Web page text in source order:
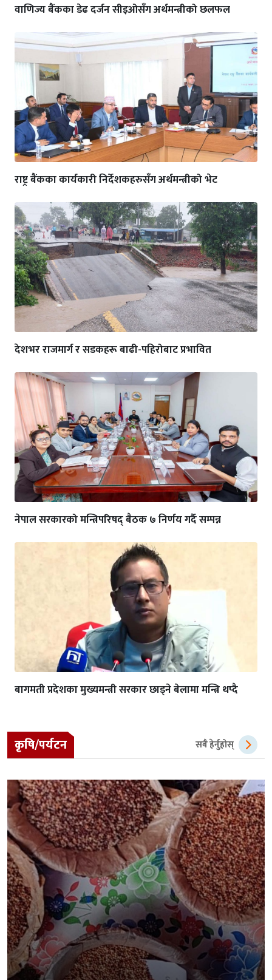
वाणिज्य बैंकका डेढ दर्जन सीइओसँग अर्थमन्त्रीको छलफल
राष्ट्र बैंकका कार्यकारी निर्देशकहरुसँग अर्थमन्त्रीको भेट
देशभर राजमार्ग र सडकहरू बाढी-पहिरोबाट प्रभावित
नेपाल सरकारको मन्त्रिपरिषद् बैठक ७ निर्णय गर्दै सम्पन्न
बागमती प्रदेशका मुख्यमन्त्री सरकार छाड्ने बेलामा मन्त्रि थप्दै
कृषि/पर्यटन सबै हेर्नुहोस्